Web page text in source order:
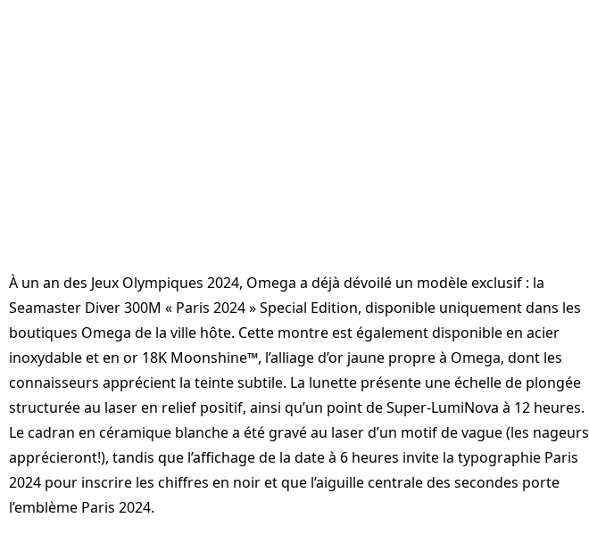
À un an des Jeux Olympiques 2024, Omega a déjà dévoilé un modèle exclusif : la
Seamaster Diver 300M « Paris 2024 » Special Edition, disponible uniquement dans les
boutiques Omega de la ville hôte. Cette montre est également disponible en acier
inoxydable et en or 18K Moonshine™️, l’alliage d’or jaune propre à Omega, dont les
connaisseurs apprécient la teinte subtile. La lunette présente une échelle de plongée
structurée au laser en relief positif, ainsi qu’un point de Super-LumiNova à 12 heures.
Le cadran en céramique blanche a été gravé au laser d’un motif de vague (les nageurs
apprécieront!), tandis que l’affichage de la date à 6 heures invite la typographie Paris
2024 pour inscrire les chiffres en noir et que l’aiguille centrale des secondes porte
l’emblème Paris 2024.